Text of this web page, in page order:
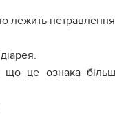
лежить
це ознака